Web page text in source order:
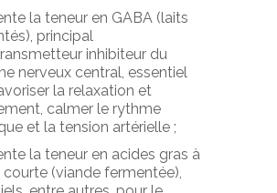
la teneur en GABA (laits
principal
inhibiteur du
nerveux central, essentiel
la relaxation et
calmer le rythme
et la tension artérielle ;
la teneur en acides gras à
courte (viande fermentée),